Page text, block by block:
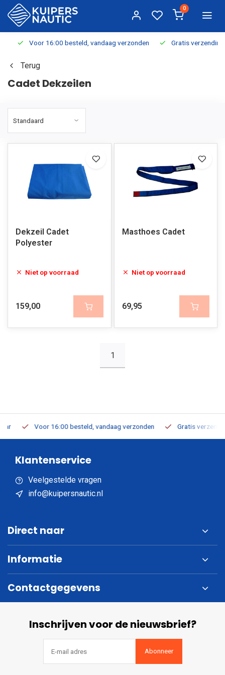
0
Voor 16:00 besteld, vandaag verzonden Gratis verzending
Terug
Cadet Dekzeilen
Dekzeil Cadet
Polyester
Niet op voorraad
159,00
Masthoes Cadet
Niet op voorraad
69,95
1
Voor 16:00 besteld, vandaag verzonden Gratis verzending
Klantenservice
Veelgestelde vragen
info@kuipersnautic.nl
Direct naar
Informatie
Contactgegevens
Inschrijven voor de nieuwsbrief?
Abonneer